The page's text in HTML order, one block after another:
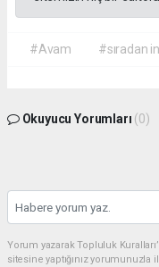
#Avam #sıradan
Okuyucu Yorumları (0)
Yorum yazarak Topluluk
sitesine yaptığınız